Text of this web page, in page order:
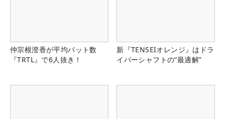
仲宗根澄香が平均パット数
『TRTL』で6人抜き！
新『TENSEIオレンジ』はドラ
イバーシャフトの“最適解”